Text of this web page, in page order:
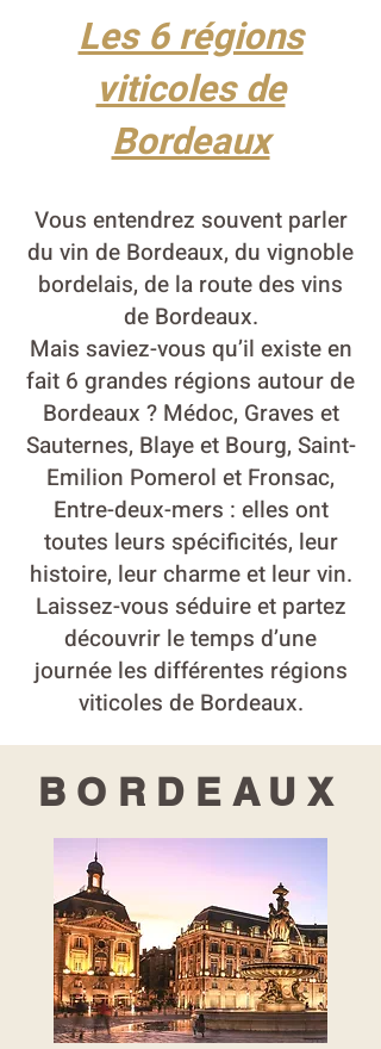
Les 6 régions
viticoles de
Bordeaux
Vous entendrez souvent parler
du vin de Bordeaux, du vignoble
bordelais, de la route des vins
de Bordeaux.
Mais saviez-vous qu’il existe en
fait 6 grandes régions autour de
Bordeaux ? Médoc, Graves et
Sauternes, Blaye et Bourg, Saint-
Emilion Pomerol et Fronsac,
Entre-deux-mers : elles ont
toutes leurs spécificités, leur
histoire, leur charme et leur vin.
Laissez-vous séduire et partez
découvrir le temps d’une
journée les différentes régions
viticoles de Bordeaux.
BORDEAUX